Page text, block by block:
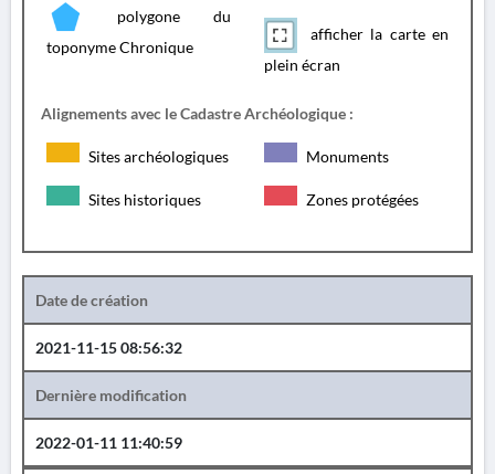
polygone du
toponyme Chronique
afficher la carte en
plein écran
Alignements avec le Cadastre Archéologique :
Sites archéologiques Monuments
Sites historiques Zones protégées
Date de création
2021-11-15 08:56:32
Dernière modification
2022-01-11 11:40:59